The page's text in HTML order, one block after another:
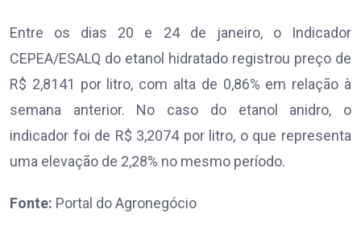
Entre os dias 20 e 24 de janeiro, o Indicador
CEPEA/ESALQ do etanol hidratado registrou preço de
R$ 2,8141 por litro, com alta de 0,86% em relação à
semana anterior. No caso do etanol anidro, o
indicador foi de R$ 3,2074 por litro, o que representa
uma elevação de 2,28% no mesmo período.
Fonte: Portal do Agronegócio